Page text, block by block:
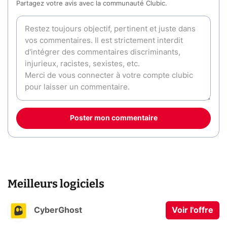
Partagez votre avis avec la communauté Clubic.
Poster mon commentaire
Meilleurs logiciels
CyberGhost Voir l'offre